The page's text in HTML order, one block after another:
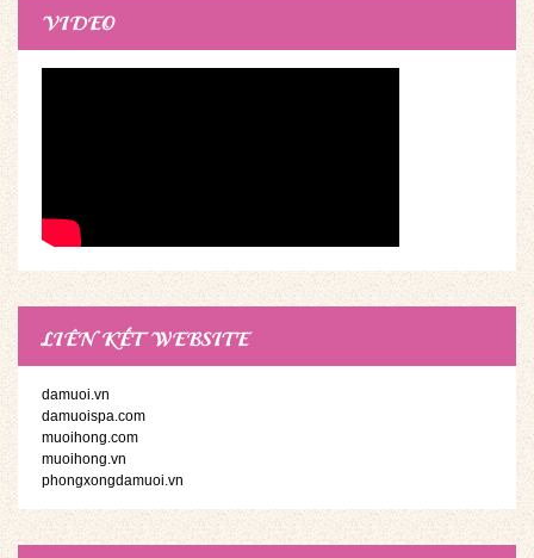
VIDEO
LIÊN KẾT WEBSITE
damuoi.vn
damuoispa.com
muoihong.com
muoihong.vn
phongxongdamuoi.vn